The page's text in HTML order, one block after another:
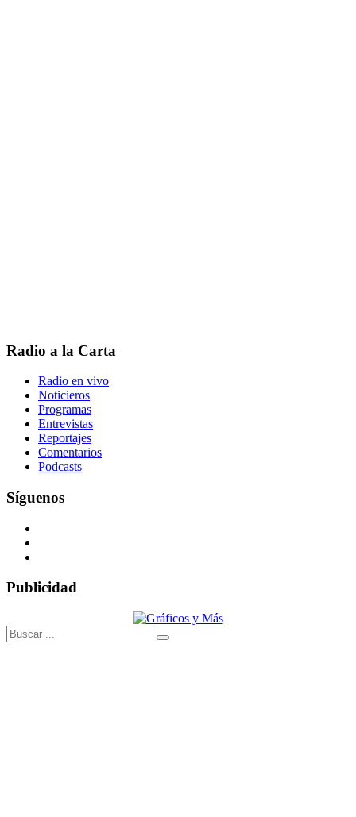
Radio a la Carta
Radio en vivo
Noticieros
Programas
Entrevistas
Reportajes
Comentarios
Podcasts
Síguenos
Publicidad